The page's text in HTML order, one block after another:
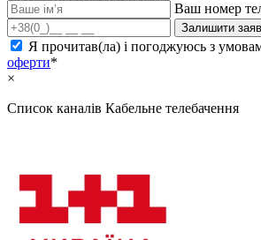
Ваш номер
Залишити
Я прочитав(ла) і погоджуюсь з
оферти*
×
Список каналів Кабельне телебачення